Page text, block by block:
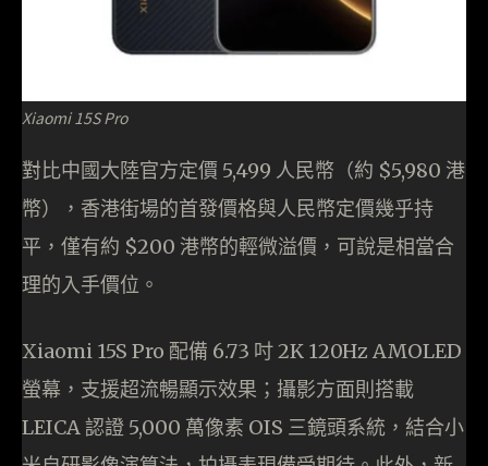
Xiaomi 15S Pro
對比中國大陸官方定價 5,499 人民幣（約 $5,980 港
幣），香港街場的首發價格與人民幣定價幾乎持
平，僅有約 $200 港幣的輕微溢價，可說是相當合
理的入手價位。
Xiaomi 15S Pro 配備 6.73 吋 2K 120Hz AMOLED
螢幕，支援超流暢顯示效果；攝影方面則搭載
LEICA 認證 5,000 萬像素 OIS 三鏡頭系統，結合小